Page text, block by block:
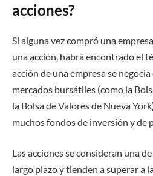
acciones?
Si alguna vez compró una
una acción, habrá encontrado el
acción de una empresa se
mercados bursátiles (como la
la Bolsa de Valores de Nueva
muchos fondos de inversión y de
Las acciones se consideran una
largo plazo y tienden a superar a